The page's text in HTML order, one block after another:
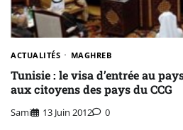
ACTUALITÉS MAGHREB
Tunisie : le visa d’entrée au
aux citoyens des pays du CCG
Sami 13 Juin 2012 0